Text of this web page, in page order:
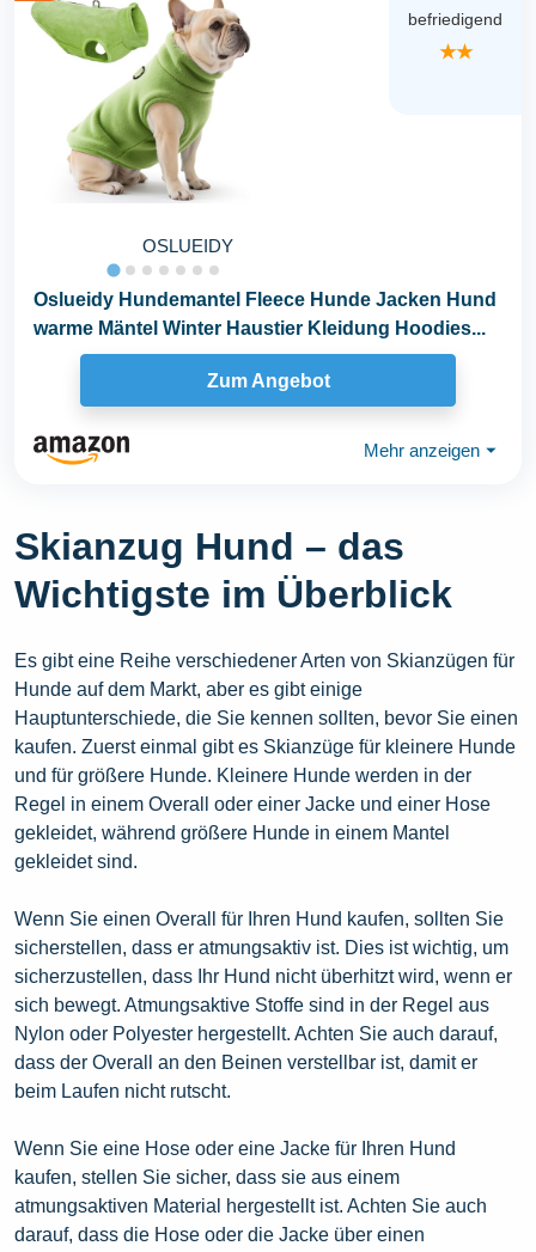
OSLUEIDY
befriedigend
★★
Oslueidy Hundemantel Fleece Hunde Jacken Hund
warme Mäntel Winter Haustier Kleidung Hoodies...
Zum Angebot
Mehr anzeigen ⏷
Skianzug Hund – das
Wichtigste im Überblick
Es gibt eine Reihe verschiedener Arten von Skianzügen für
Hunde auf dem Markt, aber es gibt einige
Hauptunterschiede, die Sie kennen sollten, bevor Sie einen
kaufen. Zuerst einmal gibt es Skianzüge für kleinere Hunde
und für größere Hunde. Kleinere Hunde werden in der
Regel in einem Overall oder einer Jacke und einer Hose
gekleidet, während größere Hunde in einem Mantel
gekleidet sind.
Wenn Sie einen Overall für Ihren Hund kaufen, sollten Sie
sicherstellen, dass er atmungsaktiv ist. Dies ist wichtig, um
sicherzustellen, dass Ihr Hund nicht überhitzt wird, wenn er
sich bewegt. Atmungsaktive Stoffe sind in der Regel aus
Nylon oder Polyester hergestellt. Achten Sie auch darauf,
dass der Overall an den Beinen verstellbar ist, damit er
beim Laufen nicht rutscht.
Wenn Sie eine Hose oder eine Jacke für Ihren Hund
kaufen, stellen Sie sicher, dass sie aus einem
atmungsaktiven Material hergestellt ist. Achten Sie auch
darauf, dass die Hose oder die Jacke über einen